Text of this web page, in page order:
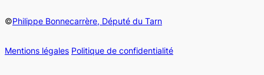
©Philippe Bonnecarrère, Député du Tarn
Mentions légales Politique de confidentialité